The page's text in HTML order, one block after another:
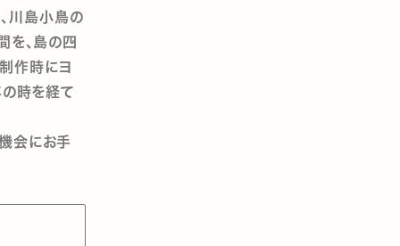
川島小鳥の
を、島の四
作時にヨ
時を経て
会にお手